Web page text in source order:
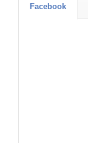
Facebook